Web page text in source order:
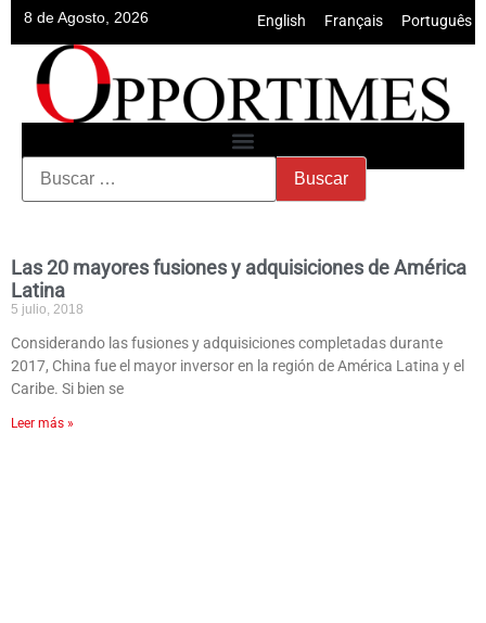
8 de Agosto, 2026 English Français Português
Las 20 mayores fusiones y adquisiciones de América
Latina
5 julio, 2018
Considerando las fusiones y adquisiciones completadas durante
2017, China fue el mayor inversor en la región de América Latina y el
Caribe. Si bien se
Leer más »